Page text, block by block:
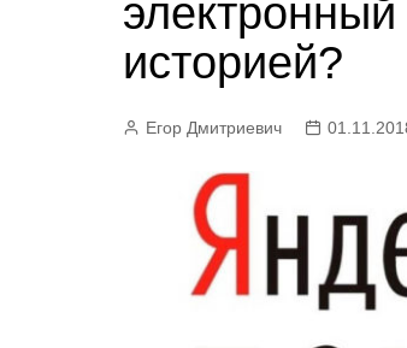
историей?
Егор Дмитриевич